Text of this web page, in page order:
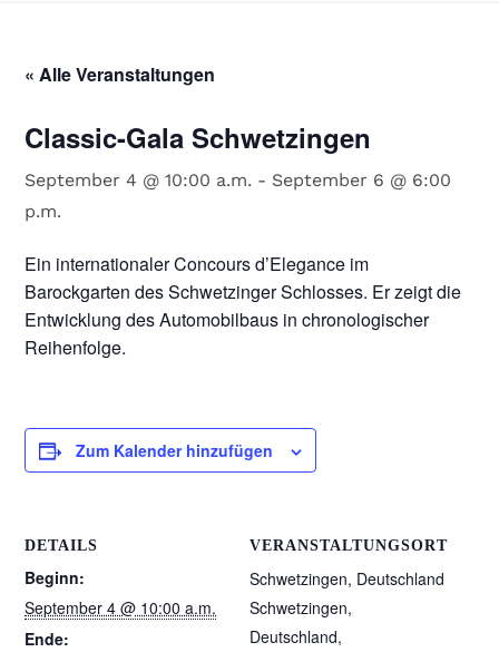
« Alle Veranstaltungen
Classic-Gala Schwetzingen
September 4 @ 10:00 a.m. - September 6 @ 6:00
p.m.
Ein internationaler Concours d’Elegance im
Barockgarten des Schwetzinger Schlosses. Er zeigt die
Entwicklung des Automobilbaus in chronologischer
Reihenfolge.
Zum Kalender hinzufügen
DETAILS
Beginn:
September 4 @ 10:00 a.m.
Ende:
VERANSTALTUNGSORT
Schwetzingen, Deutschland
Schwetzingen,
Deutschland,